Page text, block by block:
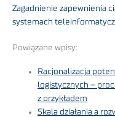
Zagadnienie zapewnienia
systemach
Powiązane wpisy:
Racjonalizacja
logistycznych –
z przykładem
Skala działania a